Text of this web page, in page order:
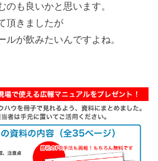
のも良いかと思います。
頂きましたが
ルが飲みたいんですよね。